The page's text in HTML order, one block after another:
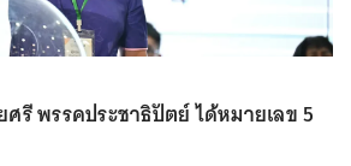
รี พรรคประชาธิปัตย์ ได้หมายเลข 5